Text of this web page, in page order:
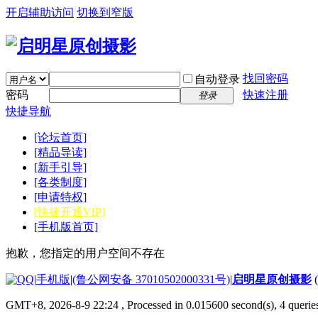
开启辅助访问 切换到窄版
自动登录 找回密码
密码
登录
快速注册
快捷导航
[论坛首页]
[精品导读]
[新手引导]
[各类制度]
[申请特权]
[快捷开通VIP]
[手机版首页]
抱歉，您指定的用户空间不存在
|手机版|(鲁公网安备 37010502000331号)|启明星原创摄影
GMT+8, 2026-8-9 22:24 , Processed in 0.015600 second(s), 4